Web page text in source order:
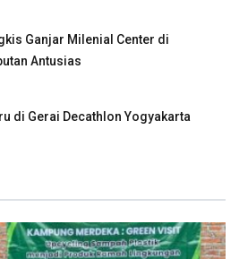
Ganjar Milenial Center di
Antusias
di Gerai Decathlon Yogyakarta